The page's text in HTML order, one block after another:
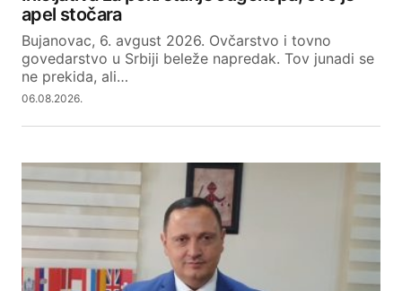
apel stočara
Bujanovac, 6. avgust 2026. Ovčarstvo i tovno
govedarstvo u Srbiji beleže napredak. Tov junadi se
ne prekida, ali…
06.08.2026.